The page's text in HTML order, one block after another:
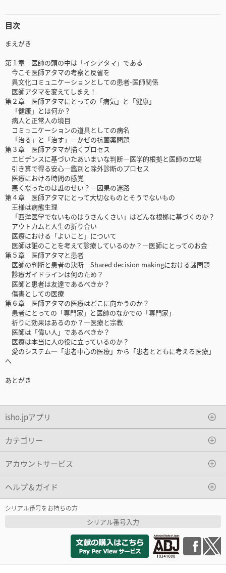
目次
まえがき
第１章 医師の頭の中は「イシアタマ」である
今こそ医師アタマの考察と反省を
異文化コミュニケーションとしての患者-医師関係
医師アタマを変えてしまえ！
第２章 医師アタマにとっての「病気」と「健康」
「健康」とは何か？
病人と正常人の境目
コミュニケーションの道具としての病名
「治る」と「治す」―かぜの抗菌薬問題
第３章 医師アタマが描くプロセス
エビデンスに基づいたあいまいな判断―医学的根拠と医師の立場
引き算で得る安心―鑑別と除外診断のプロセス
医療における時間の感覚
悪くなったのは誰のせい？―因果の迷路
第４章 医師アタマにとって大切なものとそうでないもの
王様は病態生理
「西洋医学でないものはうさんくさい」はどんな根拠に基づくのか？
アウトカムと人生の折り合い
医療における「よいこと」について
医師は誰のことを考えて診療しているのか？―医師にとってのお金
第５章 医師アタマと患者
医師の判断と患者の決断―Shared decision makingにおける諸問題
診療ガイドラインは何のため？
医師と患者は友達であるべきか？
傷害としての医療
第６章 医師アタマの医療はどこに向かうのか？
患者にとっての「専門家」と医師のなかでの「専門家」
祈りに効果はあるのか？―医療と宗教
医師は「偉い人」であるべきか？
医療は本当に人の役に立っているのか？
愛のシステム―「患者中心の医療」から「患者とともに考える医療」
へ
あとがき
isho.jpアプリ
カテゴリー
アカウントサービス
ヘルプ＆ガイド
シリアル番号をお持ちの方
シリアル番号入力